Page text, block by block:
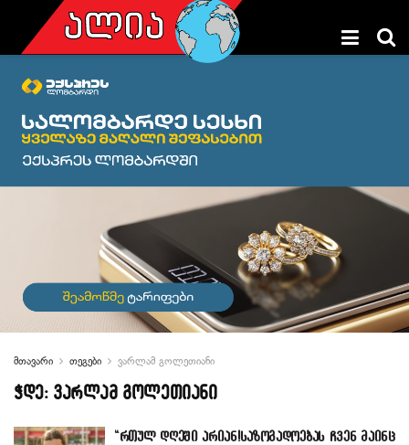
მთავარი თეგები ვარლამ გოლეთიანი
ჭდე: ვარლამ გოლეთიანი
“რთულ დღეში არიან!საზოგადოებას ჩვენ მაინც